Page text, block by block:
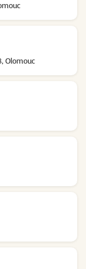
Olomouc